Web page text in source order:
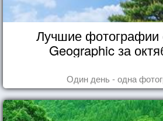
Лучшие фотографии
Geographic за
Один день - одна